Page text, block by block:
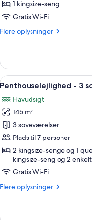
suite
-
1 kingsize-seng
Gratis Wi-Fi
Flere oplysninger
Flere
suite
boblebad
Indlæs
alle
billeder
af
Penthouselejlighed
-
3
soveværelser
20
Penthouselejlighed - 3
Havudsigt
145 m²
3 soveværelser
Plads til 7 personer
2 kingsize-senge og 1
kingsize-seng og 2
Gratis Wi-Fi
Flere oplysninger
Flere